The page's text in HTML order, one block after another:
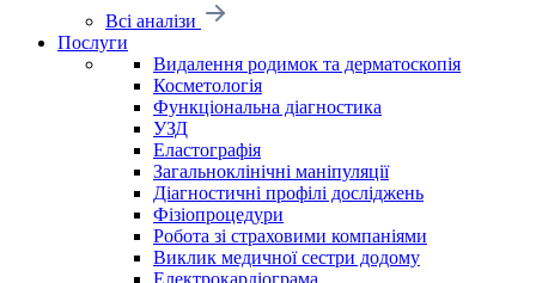
Всі аналізи
Послуги
Видалення родимок та дерматоскопія
Косметологія
Функціональна діагностика
УЗД
Еластографія
Загальноклінічні маніпуляції
Діагностичні профілі досліджень
Фізіопроцедури
Робота зі страховими компаніями
Виклик медичної сестри додому